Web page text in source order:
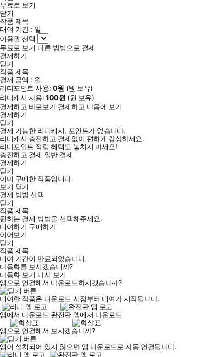
무료로 보기
닫기
작품 제목
대여 기간 : 일
이용권 선택
무료로 보기 다른 방법으로 결제
결제하기
닫기
작품 제목
결제 금액 : 원
리디포인트 사용: 0원 (원 보유)
리디캐시 사용:100원 (원 보유)
결제하고 바로보기 결제하고 다음에 보기
결제하기
닫기
결제 가능한 리디캐시, 포인트가 없습니다.
리디캐시 충전하고 결제없이 편하게 감상하세요.
리디포인트 적립 혜택도 놓치지 마세요!
충전하고 결제 일반 결제
결제하기
닫기
이미 구매한 작품입니다.
보기 닫기
결제 방법 선택
닫기
작품 제목
원하는 결제 방법을 선택해주세요.
대여하기 구매하기
이어보기
닫기
작품 제목
대여 기간이 만료되었습니다.
다음화를 보시겠습니까?
다음화 보기 다시 보기
앱으로 연결해서 다운로드하시겠습니까?
대여한 작품은 다운로드 시점부터 대여가 시작됩니다.
앱에서 다운로드 완전판 앱에서 다운로드
앱으로 연결해서 보시겠습니까?
앱이 설치되어 있지 않으면 앱 다운로드로 자동 연결됩니다.